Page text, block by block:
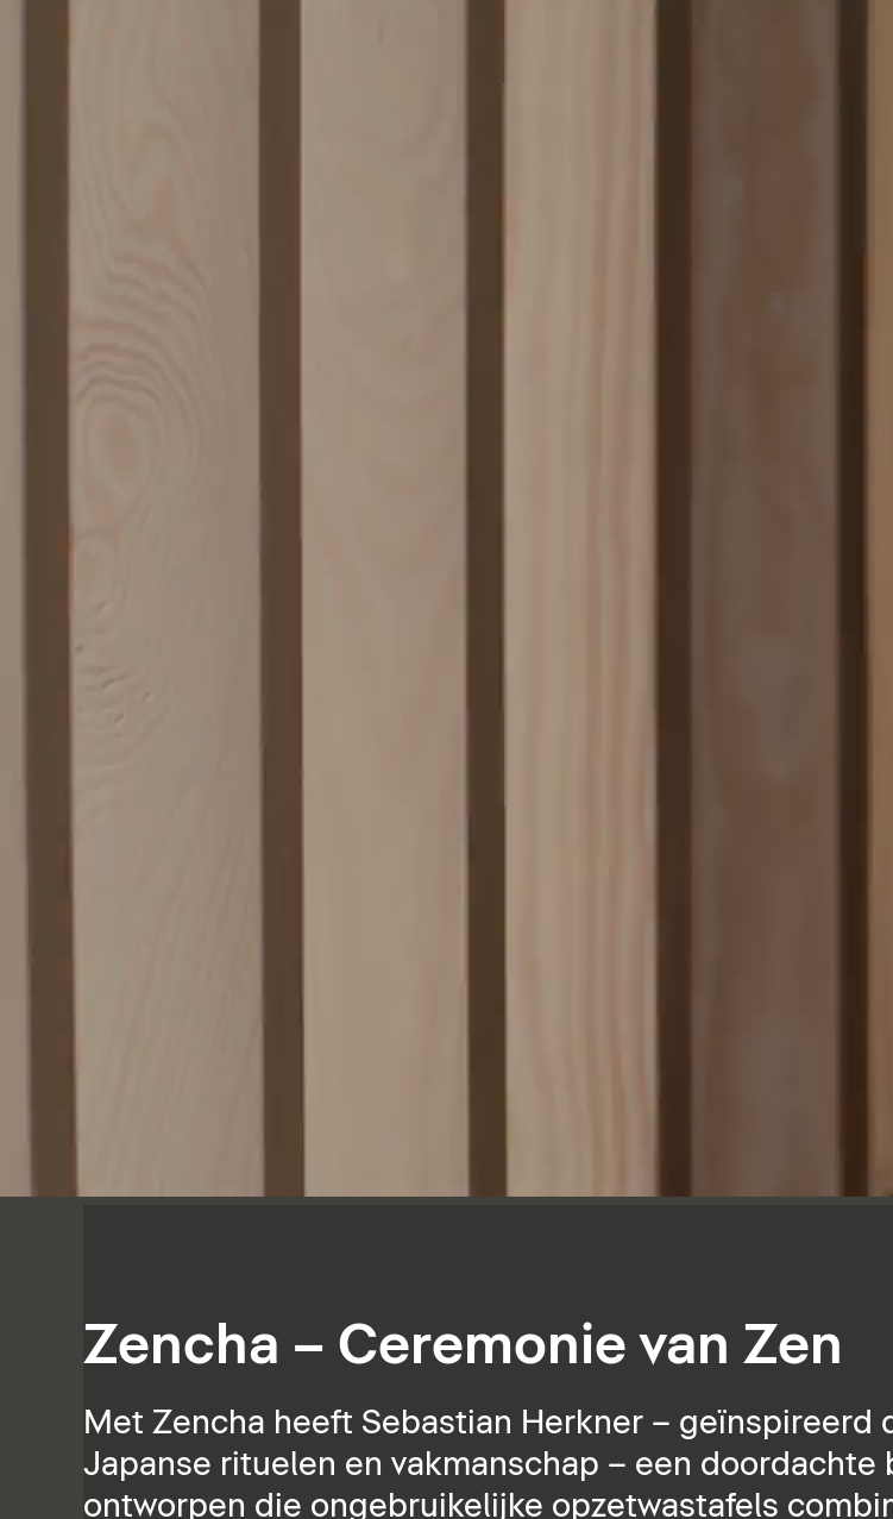
Zencha – Ceremonie van Zen
Met Zencha heeft Sebastian Herkner – geïnspireerd
Japanse rituelen en vakmanschap – een doordachte
ontworpen die ongebruikelijke opzetwastafels